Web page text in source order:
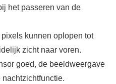
het passeren van de
kunnen oplopen tot
zicht naar voren.
goed, de beeldweergave